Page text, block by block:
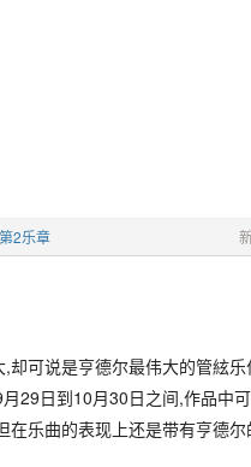
2乐章
可说是亨德尔最伟大的管絃
29日到10月30日之间,作品中
乐曲的表现上还是带有亨德尔